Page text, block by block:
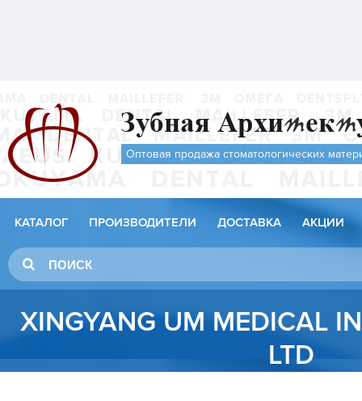
Оптовая продажа стоматологических
КАТАЛОГ ПРОИЗВОДИТЕЛИ ДОСТАВКА АКЦИИ
XINGYANG UM MEDICAL
LTD